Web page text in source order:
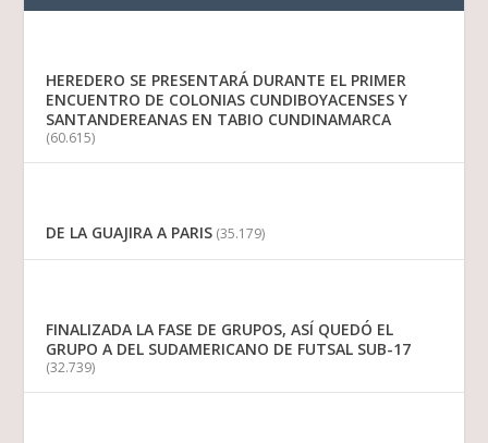
HEREDERO SE PRESENTARÁ DURANTE EL PRIMER
ENCUENTRO DE COLONIAS CUNDIBOYACENSES Y
SANTANDEREANAS EN TABIO CUNDINAMARCA
(60.615)
DE LA GUAJIRA A PARIS (35.179)
FINALIZADA LA FASE DE GRUPOS, ASÍ QUEDÓ EL
GRUPO A DEL SUDAMERICANO DE FUTSAL SUB-17
(32.739)